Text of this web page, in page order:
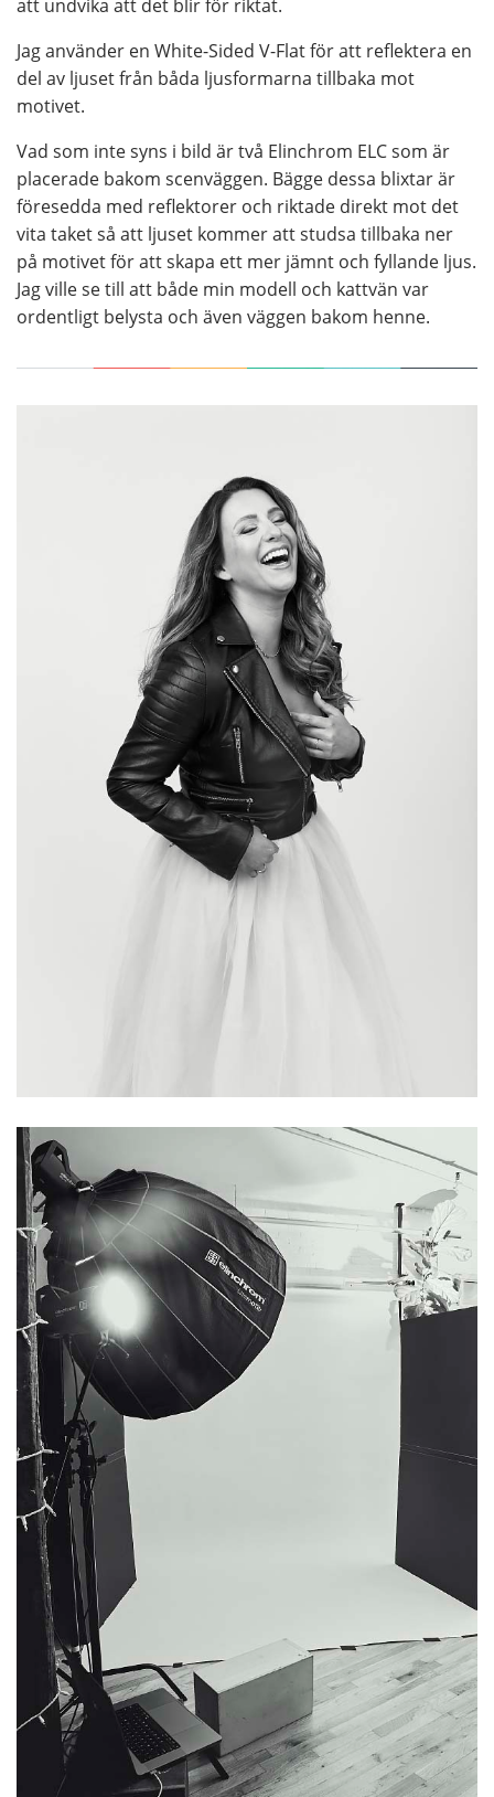
att undvika att det blir för riktat.
Jag använder en White-Sided V-Flat för att reflektera en
del av ljuset från båda ljusformarna tillbaka mot
motivet.
Vad som inte syns i bild är två Elinchrom ELC som är
placerade bakom scenväggen. Bägge dessa blixtar är
föresedda med reflektorer och riktade direkt mot det
vita taket så att ljuset kommer att studsa tillbaka ner
på motivet för att skapa ett mer jämnt och fyllande ljus.
Jag ville se till att både min modell och kattvän var
ordentligt belysta och även väggen bakom henne.